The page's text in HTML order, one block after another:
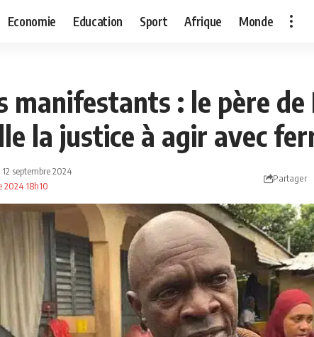
Economie Education Sport Afrique Monde
manifestants : le père de
la justice à agir avec
2024 18h10
12 septembre 2024
Partager